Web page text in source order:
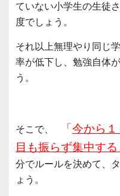
ていない小学生の生徒
度でしょう。
それ以上無理やり同じ
率が低下し、勉強自体
う。
そこで、 「 今から
目も振らず集中する
分でルールを決めて、
ょう。